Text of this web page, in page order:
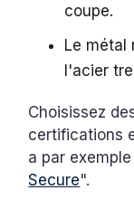
coupe.
Le métal
l'acier
Choisissez
certifications
a par
Secure".